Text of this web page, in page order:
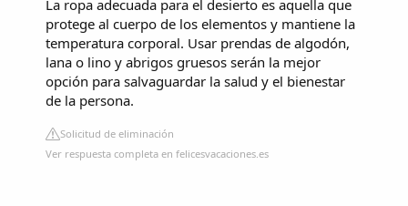
La ropa adecuada para el desierto es aquella que
protege al cuerpo de los elementos y mantiene la
temperatura corporal. Usar prendas de algodón,
lana o lino y abrigos gruesos serán la mejor
opción para salvaguardar la salud y el bienestar
de la persona.
Solicitud de eliminación
Ver respuesta completa en felicesvacaciones.es